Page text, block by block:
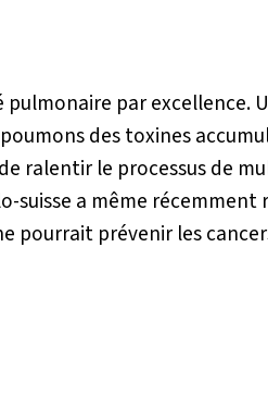
pulmonaire par excellence.
des toxines
ralentir le processus de
suisse a même récemment
pourrait prévenir les